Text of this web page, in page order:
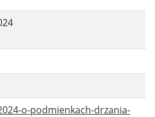
o-podmienkach-drzania-